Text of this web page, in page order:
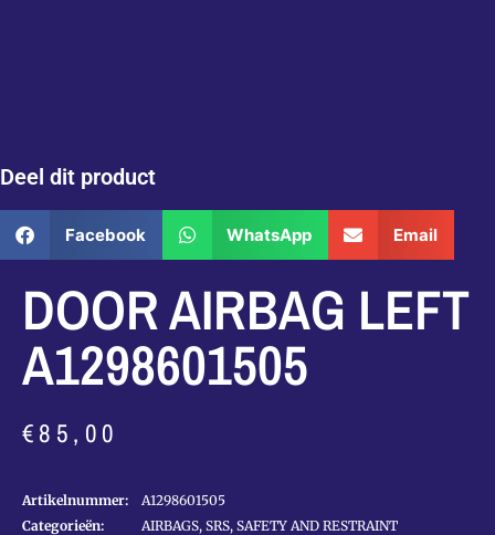
Deel dit product
Facebook WhatsApp Email
DOOR AIRBAG LEFT
A1298601505
€85,00
Artikelnummer:
A1298601505
Categorieën:
AIRBAGS, SRS, SAFETY AND RESTRAINT